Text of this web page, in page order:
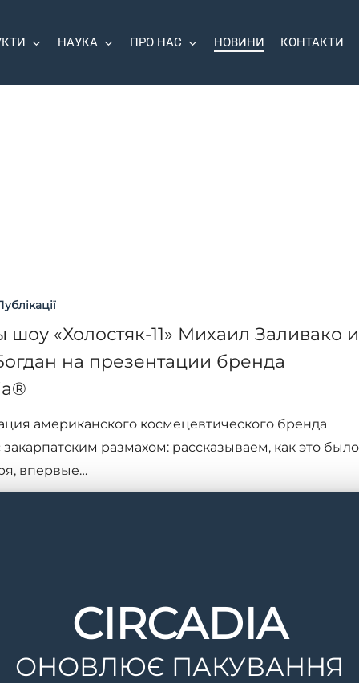
НАУКА ПРО НАС НОВИНИ КОНТАКТИ
шоу «Холостяк-11» Михаил Заливако и
на презентации бренда
американского космецевтического бренда
закарпатским размахом: рассказываем, как это
впервые…
CIRCADIA
ОНОВЛЮЄ ПАКУВАННЯ